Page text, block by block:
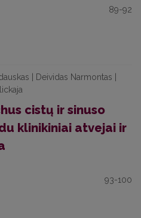
89-92
| Deividas Narmontas |
cistų ir sinuso
klinikiniai atvejai ir
93-100